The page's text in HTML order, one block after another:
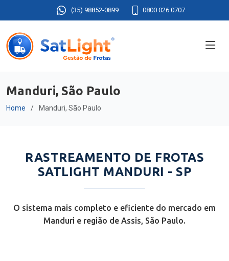
(35) 98852-0899 0800 026 0707
Manduri, São Paulo
Home Manduri, São Paulo
RASTREAMENTO DE FROTAS
SATLIGHT MANDURI - SP
O sistema mais completo e eficiente do mercado em
Manduri e região de Assis, São Paulo.